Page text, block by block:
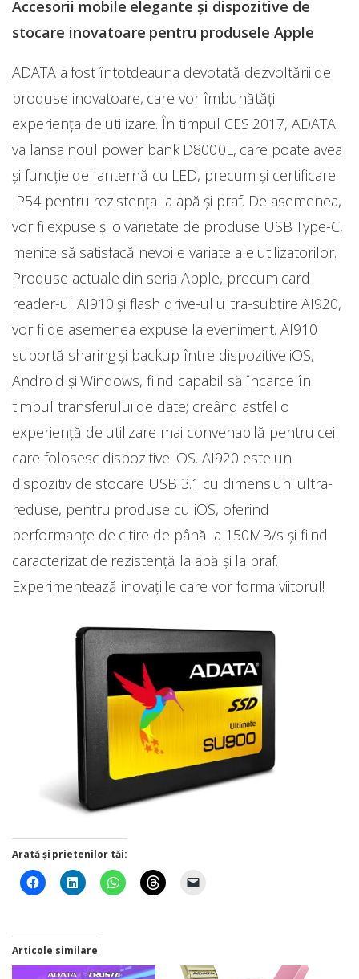
Accesorii mobile elegante și dispozitive de
stocare inovatoare pentru produsele Apple
ADATA a fost întotdeauna devotată dezvoltării de
produse inovatoare, care vor îmbunătăți
experiența de utilizare. În timpul CES 2017, ADATA
va lansa noul power bank D8000L, care poate avea
și funcție de lanternă cu LED, precum și certificare
IP54 pentru rezistența la apă și praf. De asemenea,
vor fi expuse și o varietate de produse USB Type-C,
menite să satisfacă nevoile variate ale utilizatorilor.
Produse actuale din seria Apple, precum card
reader-ul AI910 și flash drive-ul ultra-subțire AI920,
vor fi de asemenea expuse la eveniment. AI910
suportă sharing și backup între dispozitive iOS,
Android și Windows, fiind capabil să încarce în
timpul transferului de date; creând astfel o
experiență de utilizare mai convenabilă pentru cei
care folosesc dispozitive iOS. AI920 este un
dispozitiv de stocare USB 3.1 cu dimensiuni ultra-
reduse, pentru produse cu iOS, oferind
performanțe de citire de până la 150MB/s și fiind
caracterizat de rezistență la apă și la praf.
Experimentează inovațiile care vor forma viitorul!
Arată și prietenilor tăi:
Articole similare